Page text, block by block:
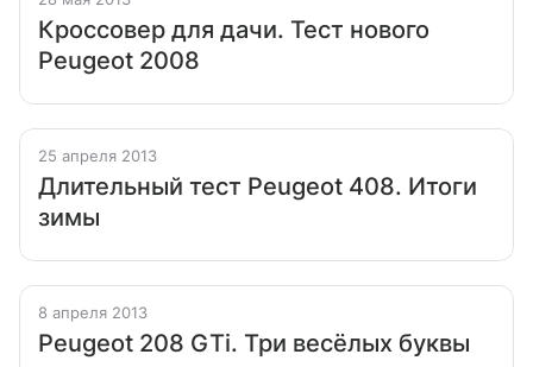
Кроссовер для дачи. Тест нового
Peugeot 2008
25 апреля 2013
Длительный тест Peugeot 408. Итоги
зимы
8 апреля 2013
Peugeot 208 GTi. Три весёлых буквы